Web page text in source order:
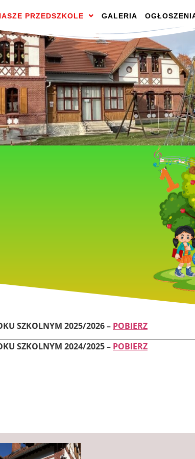
PRZEDSZKOLE GALERIA
SZKOLNYM 2025/2026 – POBIERZ
SZKOLNYM 2024/2025 – POBIERZ